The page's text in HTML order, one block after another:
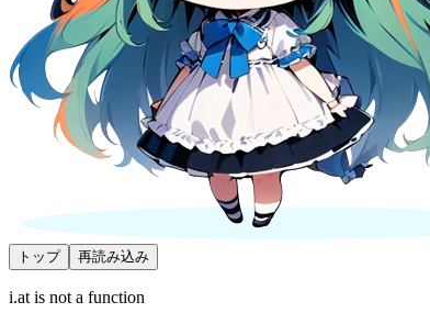
トップ 再読み込み
i.at is not a function